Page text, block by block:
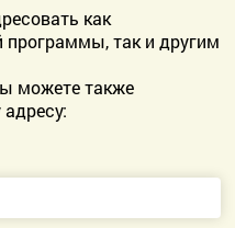
как
так и другим
можете также